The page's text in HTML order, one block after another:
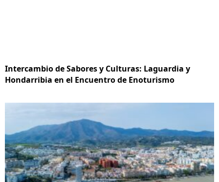
Intercambio de Sabores y Culturas: Laguardia y
Hondarribia en el Encuentro de Enoturismo